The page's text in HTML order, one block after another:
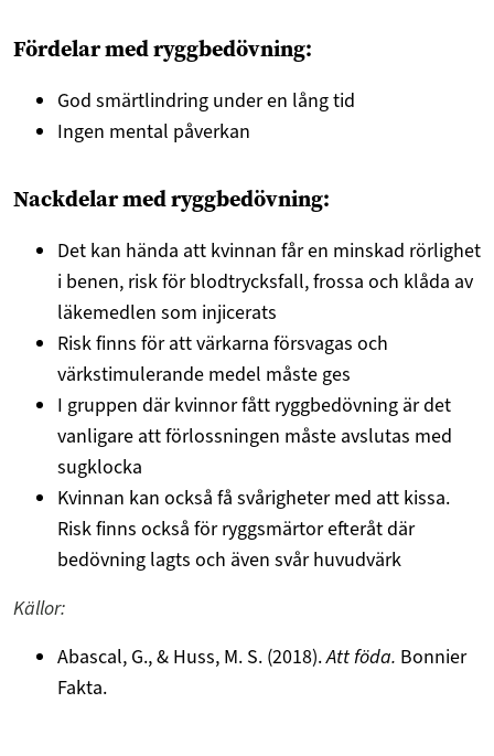
Fördelar med ryggbedövning:
God smärtlindring under en lång tid
Ingen mental påverkan
Nackdelar med ryggbedövning:
Det kan hända att kvinnan får en minskad rörlighet
i benen, risk för blodtrycksfall, frossa och klåda av
läkemedlen som injicerats
Risk finns för att värkarna försvagas och
värkstimulerande medel måste ges
I gruppen där kvinnor fått ryggbedövning är det
vanligare att förlossningen måste avslutas med
sugklocka
Kvinnan kan också få svårigheter med att kissa.
Risk finns också för ryggsmärtor efteråt där
bedövning lagts och även svår huvudvärk
Källor:
Abascal, G., & Huss, M. S. (2018).Att föda. Bonnier
Fakta.